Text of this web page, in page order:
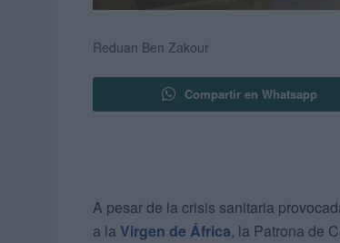
Reduan Ben Zakour
Compartir en Whatsapp
A pesar de la crisis sanitaria
a la Virgen de África, la Patrona de